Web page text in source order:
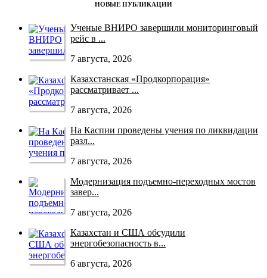
НОВЫЕ ПУБЛИКАЦИИ
Ученые ВНИРО завершили мониторинговый
рейс в ...
7 августа, 2026
Казахстанская «Продкорпорация»
рассматривает ...
7 августа, 2026
На Каспии проведены учения по ликвидации
разл...
7 августа, 2026
Модернизация подъемно-переходных мостов
завер...
7 августа, 2026
Казахстан и США обсудили
энергобезопасность в...
6 августа, 2026